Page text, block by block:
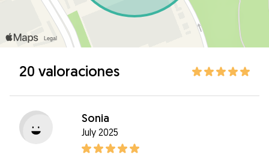
20 valoraciones
Sonia
July 2025